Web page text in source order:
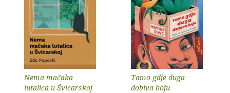
Nema mačaka
lutalica u Švicarskoj
Tamo gdje duga
dobiva boju